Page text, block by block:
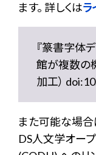
ます。 詳しくはラ
『篆書字体
館が複数の
加工）
また可能な場合
DS人文学オー